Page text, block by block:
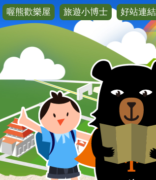
喔熊歡樂屋 旅遊小博士 好站連結